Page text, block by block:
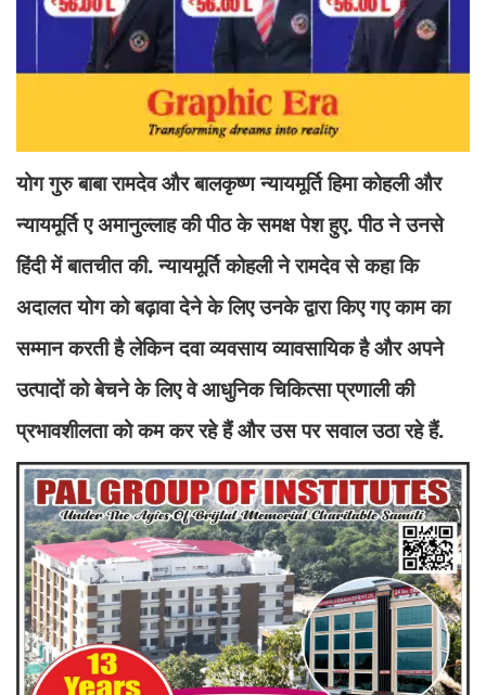
योग गुरु बाबा रामदेव और बालकृष्ण न्यायमूर्ति हिमा कोहली और
न्यायमूर्ति ए अमानुल्लाह की पीठ के समक्ष पेश हुए. पीठ ने उनसे
हिंदी में बातचीत की. न्यायमूर्ति कोहली ने रामदेव से कहा कि
अदालत योग को बढ़ावा देने के लिए उनके द्वारा किए गए काम का
सम्मान करती है लेकिन दवा व्यवसाय व्यावसायिक है और अपने
उत्पादों को बेचने के लिए वे आधुनिक चिकित्सा प्रणाली की
प्रभावशीलता को कम कर रहे हैं और उस पर सवाल उठा रहे हैं.